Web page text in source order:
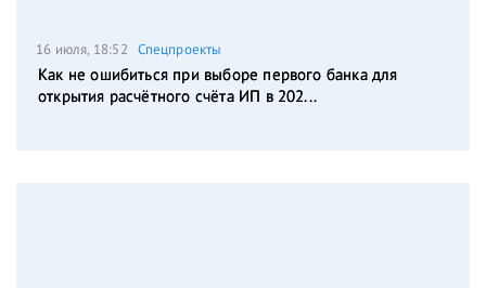
16 июля, 18:52 Спецпроекты
Как не ошибиться при выборе первого банка для
открытия расчётного счёта ИП в 202...